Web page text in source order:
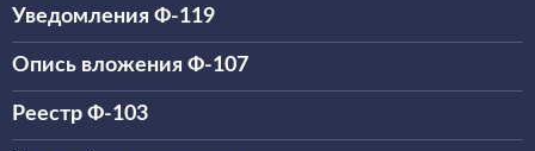
Уведомления Ф-119
Опись вложения Ф-107
Реестр Ф-103